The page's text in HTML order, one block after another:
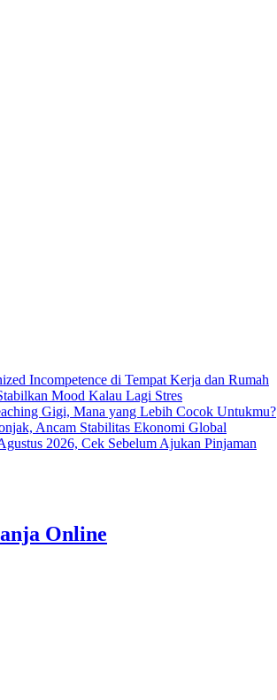
Incompetence di Tempat Kerja dan Rumah
Mood Kalau Lagi Stres
Gigi, Mana yang Lebih Cocok Untukmu?
Ancam Stabilitas Ekonomi Global
2026, Cek Sebelum Ajukan Pinjaman
Online